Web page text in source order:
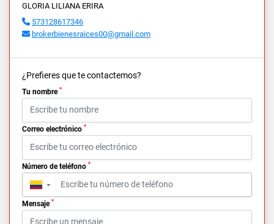
GLORIA LILIANA ERIRA
573128617346
brokerbienesraices00@gmail.com
¿Prefieres que te contactemos?
Tu nombre *
Correo electrónico *
Número de teléfono *
▼
Mensaje *